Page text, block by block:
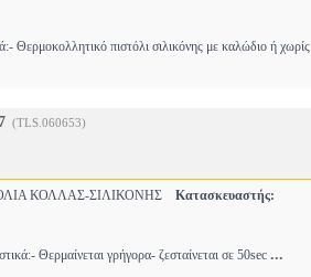
Θερμοκολλητικό πιστόλι σιλικόνης με καλώδιο ή χωρίς
(TLS.060653)
ΚΟΛΛΑΣ-ΣΙΛΙΚΟΝΗΣ Κατασκευαστής:
Θερμαίνεται γρήγορα- ζεσταίνεται σε 50sec ...